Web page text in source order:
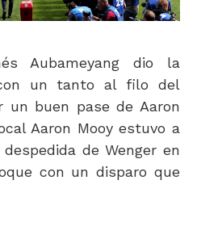
Aubameyang dio la
un tanto al filo del
un buen pase de Aaron
Aaron Mooy estuvo a
de Wenger en
con un disparo que